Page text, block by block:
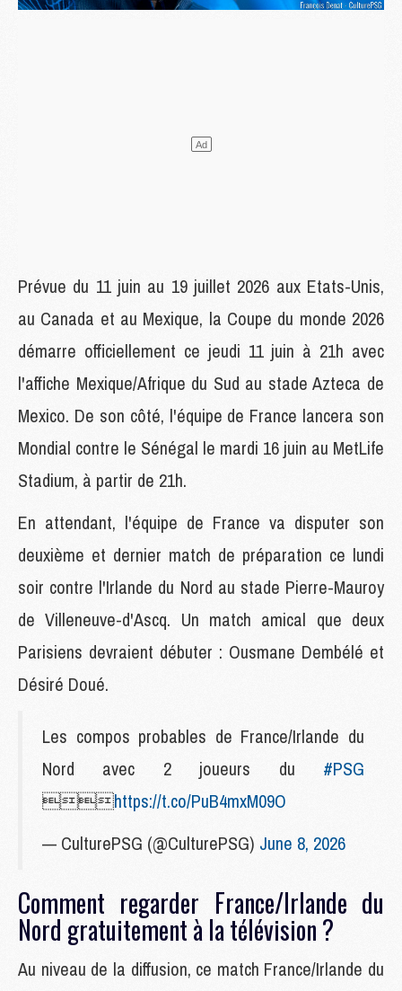
Prévue du 11 juin au 19 juillet 2026 aux Etats-Unis,
au Canada et au Mexique, la Coupe du monde 2026
démarre officiellement ce jeudi 11 juin à 21h avec
l'affiche Mexique/Afrique du Sud au stade Azteca de
Mexico. De son côté, l'équipe de France lancera son
Mondial contre le Sénégal le mardi 16 juin au MetLife
Stadium, à partir de 21h.
En attendant, l'équipe de France va disputer son
deuxième et dernier match de préparation ce lundi
soir contre l'Irlande du Nord au stade Pierre-Mauroy
de Villeneuve-d'Ascq. Un match amical que deux
Parisiens devraient débuter : Ousmane Dembélé et
Désiré Doué.
Les compos probables de France/Irlande du
Nord avec 2 joueurs du #PSG
https://t.co/PuB4mxM09O
— CulturePSG (@CulturePSG) June 8, 2026
Comment regarder France/Irlande du
Nord gratuitement à la télévision ?
Au niveau de la diffusion, ce match France/Irlande du